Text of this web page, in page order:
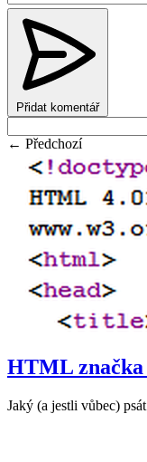
Přidat komentář
← Předchozí
HTML značka
Jaký (a jestli vůbec) psát